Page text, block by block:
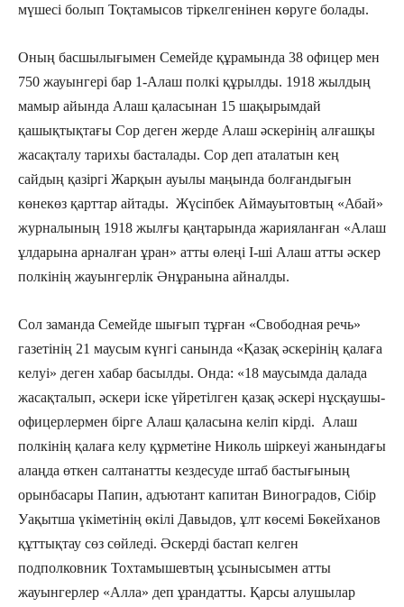
мүшесі болып Тоқтамысов тіркелгенінен көруге болады.
Оның басшылығымен Семейде құрамында 38 офицер мен
750 жауынгері бар 1-Алаш полкі құрылды. 1918 жылдың
мамыр айында Алаш қаласынан 15 шақырымдай
қашықтықтағы Сор деген жерде Алаш әскерінің алғашқы
жасақталу тарихы басталады. Сор деп аталатын кең
сайдың қазіргі Жарқын ауылы маңында болғандығын
көнекөз қарттар айтады. Жүсіпбек Аймауытовтың «Абай»
журналының 1918 жылғы қаңтарында жарияланған «Алаш
ұлдарына арналған ұран» атты өлеңі І-ші Алаш атты әскер
полкінің жауынгерлік Әнұранына айналды.
Сол заманда Семейде шығып тұрған «Свободная речь»
газетінің 21 маусым күнгі санында «Қазақ әскерінің қалаға
келуі» деген хабар басылды. Онда: «18 маусымда далада
жасақталып, әскери іске үйретілген қазақ әскері нұсқаушы-
офицерлермен бірге Алаш қаласына келіп кірді. Алаш
полкінің қалаға келу құрметіне Николь шіркеуі жанындағы
алаңда өткен салтанатты кездесуде штаб бастығының
орынбасары Папин, адъютант капитан Виноградов, Сібір
Уақытша үкіметінің өкілі Давыдов, ұлт көсемі Бөкейханов
құттықтау сөз сөйледі. Әскерді бастап келген
подполковник Тохтамышевтың ұсынысымен атты
жауынгерлер «Алла» деп ұрандатты. Қарсы алушылар